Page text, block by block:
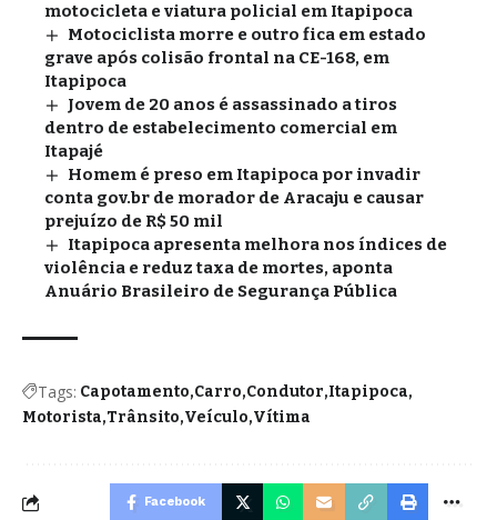
motocicleta e viatura policial em Itapipoca
Motociclista morre e outro fica em estado
grave após colisão frontal na CE-168, em
Itapipoca
Jovem de 20 anos é assassinado a tiros
dentro de estabelecimento comercial em
Itapajé
Homem é preso em Itapipoca por invadir
conta gov.br de morador de Aracaju e causar
prejuízo de R$ 50 mil
Itapipoca apresenta melhora nos índices de
violência e reduz taxa de mortes, aponta
Anuário Brasileiro de Segurança Pública
Tags: Capotamento Carro Condutor Itapipoca
Motorista Trânsito Veículo Vítima
Facebook